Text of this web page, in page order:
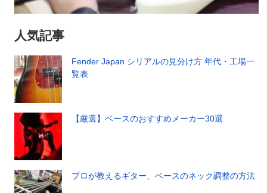
人気記事
Fender Japan シリアルの見分け方 年代・工場一
覧表
【厳選】ベースのおすすめメーカー30選
プロが教えるギター、ベースのネック調整の方法